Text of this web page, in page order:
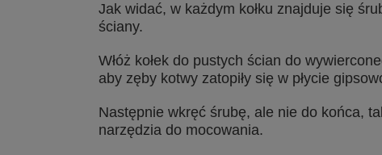
Jak widać, w każdym kołku znajduje się
ściany.
Włóż kołek do pustych ścian do
aby zęby kotwy zatopiły się w płycie
Następnie wkręć śrubę, ale nie do końca,
narzędzia do mocowania.